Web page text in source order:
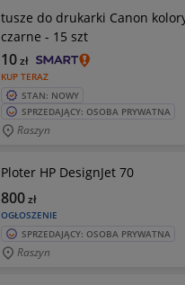
tusze do drukarki Canon
czarne - 15 szt
KUP TERAZ
10zł
STAN: NOWY
SPRZEDAJĄCY: OSOBA PRYWATNA
Raszyn
Ploter HP DesignJet 70
OGŁOSZENIE
800zł
SPRZEDAJĄCY: OSOBA PRYWATNA
Raszyn